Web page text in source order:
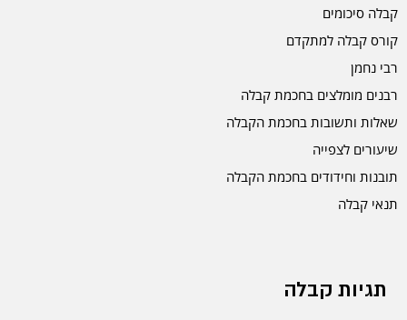
קבלה סיכומים
קורס קבלה למתקדם
רבי נחמן
רבנים מומלצים בחכמת קבלה
שאלות ותשובות בחכמת הקבלה
שיעורים לצפייה
תובנות וחידודים בחכמת הקבלה
תנאי קבלה
תגיות קבלה